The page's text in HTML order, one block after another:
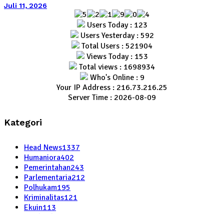
Juli 11, 2026
Users Today : 123
Users Yesterday : 592
Total Users : 521904
Views Today : 153
Total views : 1698934
Who's Online : 9
Your IP Address : 216.73.216.25
Server Time : 2026-08-09
Kategori
Head News1337
Humaniora402
Pemerintahan243
Parlementaria212
Polhukam195
Kriminalitas121
Ekuin113